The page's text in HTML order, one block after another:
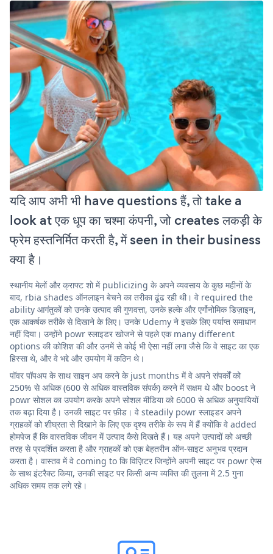
यदि आप अभी भी have questions हैं, तो take a
look at एक धूप का चश्मा कंपनी, जो creates लकड़ी के
फ्रेम हस्तनिर्मित करती है, में seen in their business
क्या है।
स्थानीय मेलों और क्राफ्ट शो में publicizing के अपने व्यवसाय के कुछ महीनों के
बाद, rbia shades ऑनलाइन बेचने का तरीका ढूंढ रही थी। वे required the
ability आगंतुकों को उनके उत्पाद की गुणवत्ता, उनके हल्के और एर्गोनोमिक डिज़ाइन,
एक आकर्षक तरीके से दिखाने के लिए। उनके Udemy ने इसके लिए पर्याप्त समाधान
नहीं दिया। उन्होंने powr स्लाइडर खोजने से पहले एक many different
options की कोशिश की और उनमें से कोई भी ऐसा नहीं लगा जैसे कि वे साइट का एक
हिस्सा थे, और वे भद्दे और उपयोग में कठिन थे।
पॉवर पॉपअप के साथ साइन अप करने के just months में वे अपने संपर्कों को
250% से अधिक (600 से अधिक वास्तविक संपर्क) करने में सक्षम थे और boost ने
powr सोशल का उपयोग करके अपने सोशल मीडिया को 6000 से अधिक अनुयायियों
तक बढ़ा दिया है। उनकी साइट पर फ़ीड। वे steadily powr स्लाइडर अपने
ग्राहकों को शीघ्रता से दिखाने के लिए एक दृश्य तरीके के रूप में हैं क्योंकि वे added
होमपेज हैं कि वास्तविक जीवन में उत्पाद कैसे दिखते हैं। यह अपने उत्पादों को अच्छी
तरह से प्रदर्शित करता है और ग्राहकों को एक बेहतरीन ऑन-साइट अनुभव प्रदान
करता है। वास्तव में वे coming to कि विज़िटर जिन्होंने अपनी साइट पर powr ऐप्स
के साथ इंटरैक्ट किया, उनकी साइट पर किसी अन्य व्यक्ति की तुलना में 2.5 गुना
अधिक समय तक लगे रहे।